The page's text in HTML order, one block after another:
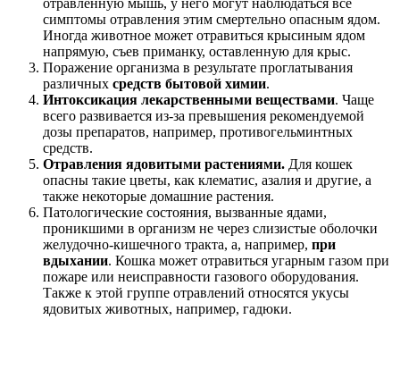
симптомы отравления этим смертельно опасным ядом.
Иногда животное может отравиться крысиным ядом
напрямую, съев приманку, оставленную для крыс.
Поражение организма в результате проглатывания
различных средств бытовой химии.
Интоксикация лекарственными веществами. Чаще
всего развивается из-за превышения рекомендуемой
дозы препаратов, например, противогельминтных
средств.
Отравления ядовитыми растениями. Для кошек
опасны такие цветы, как клематис, азалия и другие, а
также некоторые домашние растения.
Патологические состояния, вызванные ядами,
проникшими в организм не через слизистые оболочки
желудочно-кишечного тракта, а, например, при
вдыхании. Кошка может отравиться угарным газом при
пожаре или неисправности газового оборудования.
Также к этой группе отравлений относятся укусы
ядовитых животных, например, гадюки.